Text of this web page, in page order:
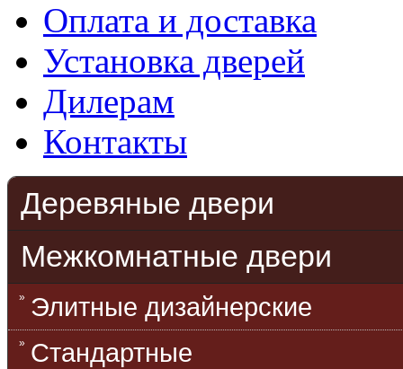
Оплата и доставка
Установка дверей
Дилерам
Контакты
Деревяные двери
Межкомнатные двери
Элитные дизайнерские
Стандартные